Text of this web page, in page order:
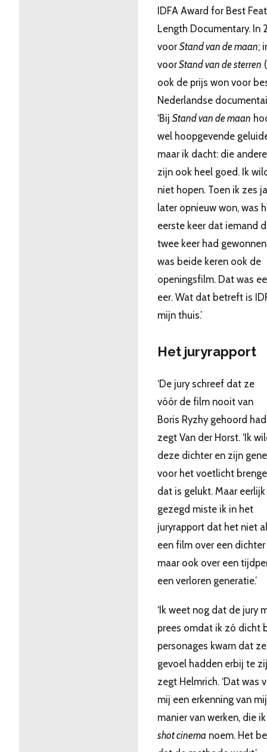
IDFA Award for Best
Length Documentary. In
voorStand van de maan;
voorStand van de sterren
ook de prijs won voor
Nederlandse
‘Bij Stand van de maan
wel hoopgevende
maar ik dacht: die
zijn ook heel goed. Ik
niet hopen. Toen ik zes
later opnieuw won, was
eerste keer dat iemand
twee keer had
was beide keren ook de
openingsfilm. Dat was
eer. Wat dat betreft is
mijn thuis.’
Het juryrapport
‘De jury schreef dat ze
vóór de film nooit van
Boris Ryzhy gehoord
zegt Van der Horst. ‘Ik
deze dichter en zijn
voor het voetlicht
dat is gelukt. Maar eerlijk
gezegd miste ik in het
juryrapport dat het niet
een film over een dichter
maar ook over een
een verloren generatie.’
‘Ik weet nog dat de jury
prees omdat ik zó dicht
personages kwam dat
gevoel hadden erbij te
zegt Helmrich. ‘Dat was
mij een erkenning van
manier van werken, die
shot cinema noem. Het